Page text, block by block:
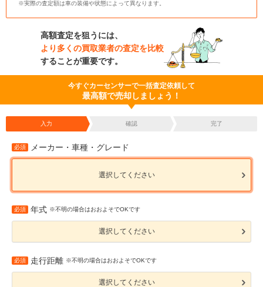
※実際の査定額は車の装備や状態によって異なります。
高額査定を狙うには、
より多くの買取業者の査定を比較
することが重要です。
今すぐカーセンサーで一括査定依頼して
最高額で売却しましょう！
入力 確認 完了
必須 メーカー・車種・グレード
選択してください
必須 年式 ※不明の場合はおおよそでOKです
選択してください
必須 走行距離 ※不明の場合はおおよそでOKです
選択してください